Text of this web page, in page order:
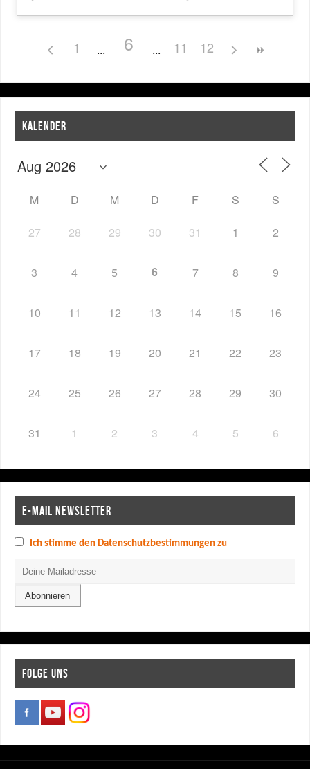
1 6 11 12
KALENDER
M D M D F S S
27 28 29 30 31 1 2
3 4 5 6 7 8 9
10 11 12 13 14 15 16
17 18 19 20 21 22 23
24 25 26 27 28 29 30
31 1 2 3 4 5 6
E-MAIL NEWSLETTER
Ich stimme den Datenschutzbestimmungen zu
FOLGE UNS